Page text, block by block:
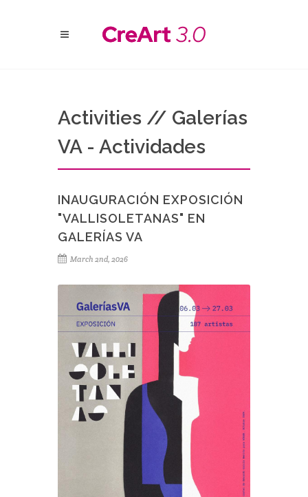
Activities // Galerías
VA - Actividades
INAUGURACIÓN EXPOSICIÓN
"VALLISOLETANAS" EN
GALERÍAS VA
March 2nd, 2026